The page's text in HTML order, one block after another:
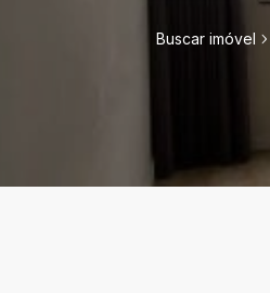
Buscar imóvel